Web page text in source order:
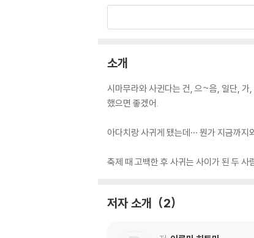
소개
시마무라와 사귄다는 건, 으~음, 일단, 가,
했으면 좋겠어.
아다치랑 사귀게 됐는데··· 뭔가 지금까
축제 때 고백한 후 사귀는 사이가 된 두
저자 소개 2